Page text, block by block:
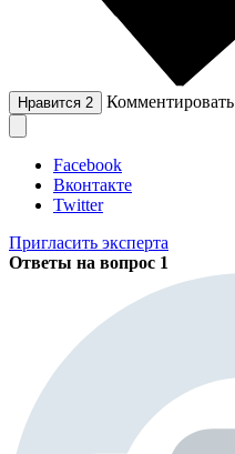
Нравится 2 Комментировать
Facebook
Вконтакте
Twitter
Пригласить эксперта
Ответы на вопрос 1